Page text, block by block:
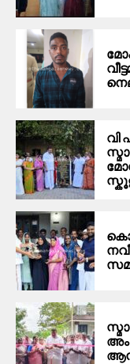
വി